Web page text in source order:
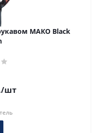
МАКО Black
/шт